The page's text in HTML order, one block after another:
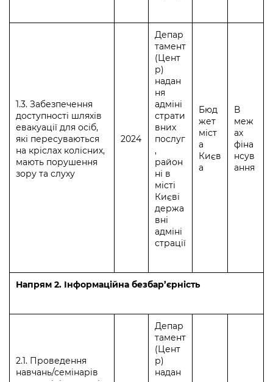
1.3. Забезпечення
доступності шляхів
евакуації для осіб,
які пересуваються
на кріслах колісних,
мають порушення
зору та слуху
2024
Депар
тамент
(Цент
р)
надан
ня
адміні
страти
вних
послуг
,
район
ні в
місті
Києві
держа
вні
адміні
страції
Бюд
жет
міст
а
Києв
а
В
меж
ах
фіна
нсув
ання
Напрям 2. Інформаційна безбар’єрність
2.1. Проведення
навчань/семінарів
Депар
тамент
(Цент
р)
надан